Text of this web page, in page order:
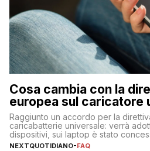
Cosa cambia con la
europea sul caricatore
Raggiunto un accordo per la
caricabatterie universale: verrà
dispositivi, sui laptop è stato
adeguamento di 40 mesi
NEXTQUOTIDIANO-FAQ